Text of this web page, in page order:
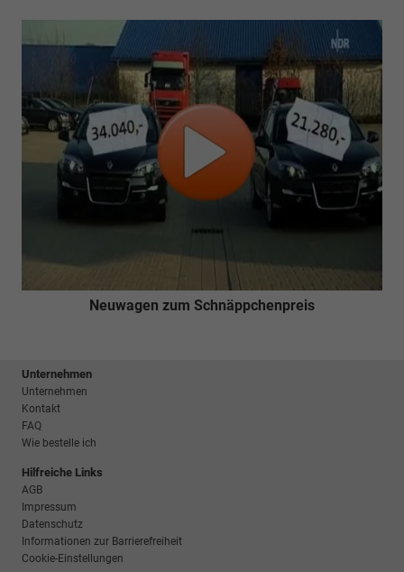
Neuwagen zum Schnäppchenpreis
Unternehmen
Unternehmen
Kontakt
FAQ
Wie bestelle ich
Hilfreiche Links
AGB
Impressum
Datenschutz
Informationen zur Barrierefreiheit
Cookie-Einstellungen